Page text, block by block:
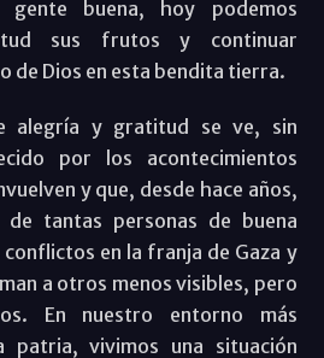
buena, hoy podemos
sus frutos y continuar
de Dios en esta bendita tierra.
alegría y gratitud se ve, sin
por los acontecimientos
y que, desde hace años,
tantas personas de buena
en la franja de Gaza y
a otros menos visibles, pero
En nuestro entorno más
patria, vivimos una situación